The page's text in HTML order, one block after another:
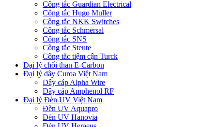
Công tắc Guardian Electrical
Công tắc Hugo Muller
Công tắc NKK Switches
Công tắc Schmersal
Công tắc SNS
Công tắc Steute
Công tắc tiệm cận Turck
Đại lý chổi than E-Carbon
Đại lý dây Curoa Việt Nam
Dây cáp Alpha Wire
Dây cáp Amphenol RF
Đại lý Đèn UV Việt Nam
Đèn UV Aquapro
Đèn UV Hanovia